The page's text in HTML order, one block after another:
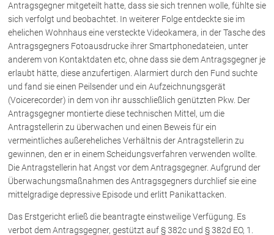
Kanzleiteam
Netzwerk
Download
Die Österreichischen Rechtsanwälte
Anwälte
Dr. Stefan Müller
Dr. Petra Piccolruaz
Mag. Patrick Piccolruaz
Dr. Roland Piccolruaz †
Mag. Raphaela Klotz
Antragsgegner mitgeteilt hatte, dass sie sich trennen wolle, fühlte sie
sich verfolgt und beobachtet. In weiterer Folge entdeckte sie im
ehelichen Wohnhaus eine versteckte Videokamera, in der Tasche des
Antragsgegners Fotoausdrucke ihrer Smartphonedateien, unter
anderem von Kontaktdaten etc, ohne dass sie dem Antragsgegner je
erlaubt hätte, diese anzufertigen. Alarmiert durch den Fund suchte
und fand sie einen Peilsender und ein Aufzeichnungsgerät
(Voicerecorder) in dem von ihr ausschließlich genützten Pkw. Der
Antragsgegner montierte diese technischen Mittel, um die
Antragstellerin zu überwachen und einen Beweis für ein
vermeintliches außereheliches Verhältnis der Antragstellerin zu
gewinnen, den er in einem Scheidungsverfahren verwenden wollte.
Die Antragstellerin hat Angst vor dem Antragsgegner. Aufgrund der
Überwachungsmaßnahmen des Antragsgegners durchlief sie eine
mittelgradige depressive Episode und erlitt Panikattacken.
Das Erstgericht erließ die beantragte einstweilige Verfügung. Es
verbot dem Antragsgegner, gestützt auf § 382c und § 382d EO, 1.